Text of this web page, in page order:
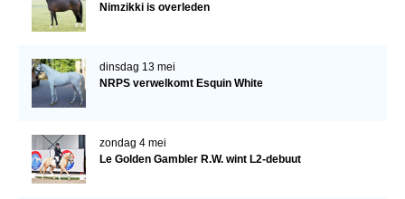
Nimzikki is overleden
dinsdag 13 mei
NRPS verwelkomt Esquin White
zondag 4 mei
Le Golden Gambler R.W. wint L2-debuut